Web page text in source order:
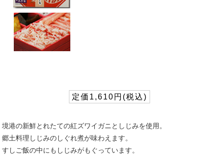
定価1,610円(税込)
境港の新鮮とれたての紅ズワイガニとしじみを使用。
郷土料理しじみのしぐれ煮が味わえます。
すしご飯の中にもしじみがもぐっています。